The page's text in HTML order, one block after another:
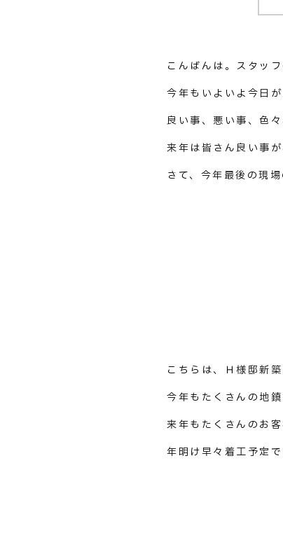
こんばんは。スタッフ
今年もいよいよ今日
良い事、悪い事、色
来年は皆さん良い事が
さて、今年最後の現場
こちらは、Ｈ様邸新
今年もたくさんの地
来年もたくさんのお
年明け早々着工予定で